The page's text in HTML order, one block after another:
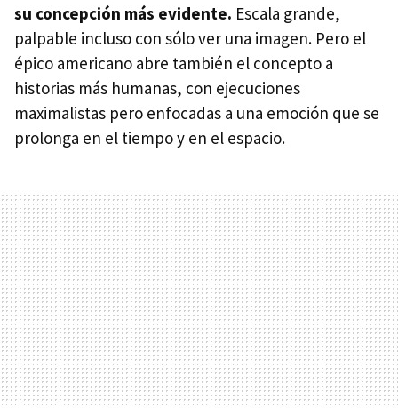
su concepción más evidente. Escala grande,
palpable incluso con sólo ver una imagen. Pero el
épico americano abre también el concepto a
historias más humanas, con ejecuciones
maximalistas pero enfocadas a una emoción que se
prolonga en el tiempo y en el espacio.